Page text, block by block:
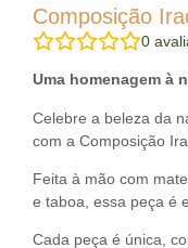
Composição
0
Uma homenagem à
Celebre a beleza da
com a Composição
Feita à mão com
e taboa, essa peça é
Cada peça é única,